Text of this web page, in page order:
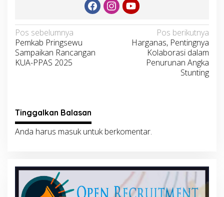
Navigasi
pos
Pos sebelumnya
Pemkab Pringsewu
Sampaikan Rancangan
KUA-PPAS 2025
Pos berikutnya
Harganas, Pentingnya
Kolaborasi dalam
Penurunan Angka
Stunting
Tinggalkan Balasan
Anda harus masukuntuk berkomentar.